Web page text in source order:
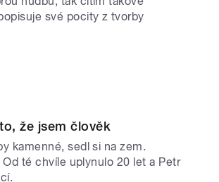
své pocity z tvorby
že jsem člověk
kamenné, sedl si na zem.
té chvíle uplynulo 20 let a Petr